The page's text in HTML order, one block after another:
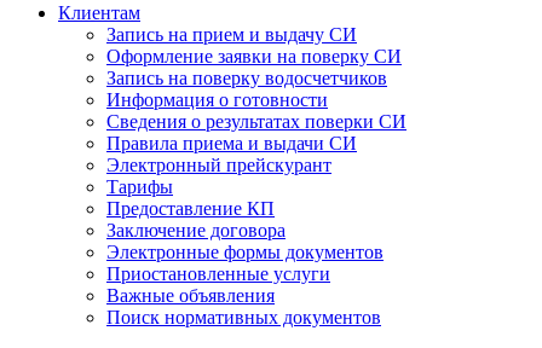
Клиентам
Запись на прием и выдачу СИ
Оформление заявки на поверку СИ
Запись на поверку водосчетчиков
Информация о готовности
Сведения о результатах поверки СИ
Правила приема и выдачи СИ
Электронный прейскурант
Тарифы
Предоставление КП
Заключение договора
Электронные формы документов
Приостановленные услуги
Важные объявления
Поиск нормативных документов